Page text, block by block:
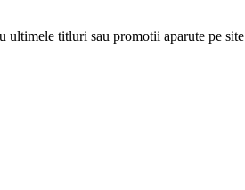
titluri sau promotii aparute pe site